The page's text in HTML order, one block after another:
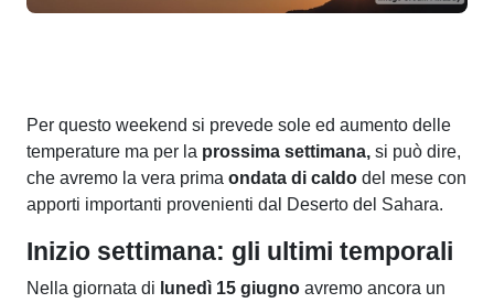
Per questo weekend si prevede sole ed aumento delle
temperature ma per la prossima settimana, si può dire,
che avremo la vera prima ondata di caldo del mese con
apporti importanti provenienti dal Deserto del Sahara.
Inizio settimana: gli ultimi temporali
Nella giornata di lunedì 15 giugno avremo ancora un